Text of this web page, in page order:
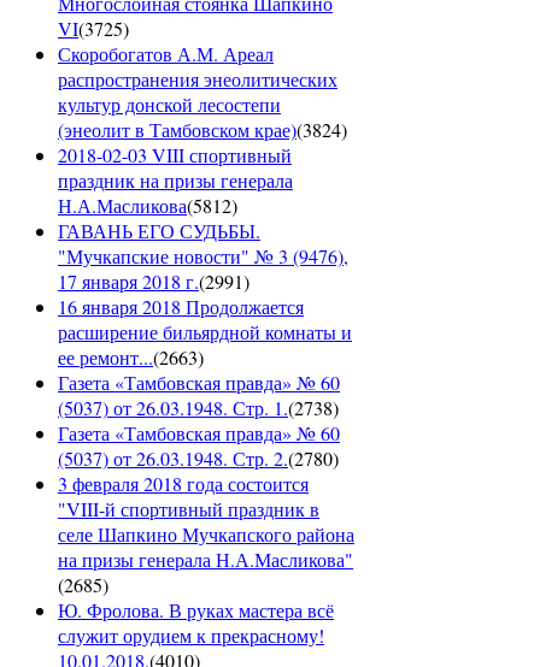
VI(3725)
Скоробогатов А.М. Ареал
распространения энеолитических
культур донской лесостепи
(энеолит в Тамбовском крае)(3824)
2018-02-03 VIII спортивный
праздник на призы генерала
Н.А.Масликова(5812)
ГАВАНЬ ЕГО СУДЬБЫ.
"Мучкапские новости" № 3 (9476),
17 января 2018 г.(2991)
16 января 2018 Продолжается
расширение бильярдной комнаты и
ее ремонт...(2663)
Газета «Тамбовская правда» № 60
(5037) от 26.03.1948. Стр. 1.(2738)
Газета «Тамбовская правда» № 60
(5037) от 26.03.1948. Стр. 2.(2780)
3 февраля 2018 года состоится
"VIII-й спортивный праздник в
селе Шапкино Мучкапского района
на призы генерала Н.А.Масликова"
(2685)
Ю. Фролова. В руках мастера всё
служит орудием к прекрасному!
10.01.2018.(4010)